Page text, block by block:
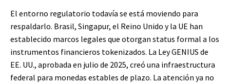
El entorno regulatorio todavía se está moviendo para
respaldarlo. Brasil, Singapur, el Reino Unido y la UE han
establecido marcos legales que otorgan status formal a los
instrumentos financieros tokenizados. La Ley GENIUS de
EE. UU., aprobada en julio de 2025, creó una infraestructura
federal para monedas estables de plazo. La atención ya no